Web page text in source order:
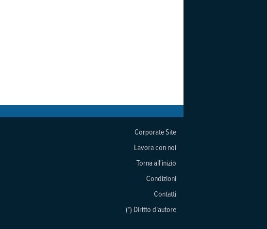
Corporate Site
Lavora con noi
Torna all'inizio
Condizioni
Contatti
(*) Diritto d'autore